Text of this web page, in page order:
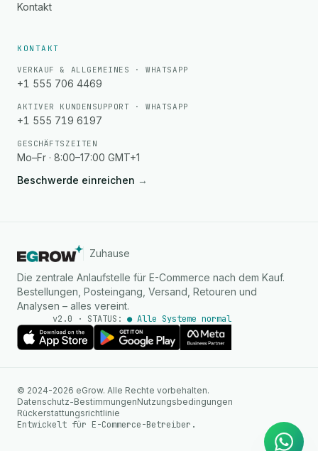
Kontakt
KONTAKT
VERKAUF & ALLGEMEINES · WHATSAPP
+1 555 706 4469
AKTIVER KUNDENSUPPORT · WHATSAPP
+1 555 719 6197
GESCHÄFTSZEITEN
Mo–Fr · 8:00–17:00 GMT+1
Beschwerde einreichen →
Zuhause
Die zentrale Anlaufstelle für E-Commerce nach dem Kauf.
Bestellungen, Posteingang, Versand, Retouren und
Analysen – alles vereint.
v2.0 · STATUS:● Alle Systeme normal
© 2024-2026 eGrow. Alle Rechte vorbehalten.
Datenschutz-BestimmungenNutzungsbedingungen
Rückerstattungsrichtlinie
Entwickelt für E-Commerce-Betreiber.
Sofortige Antworten auf
WhatsApp